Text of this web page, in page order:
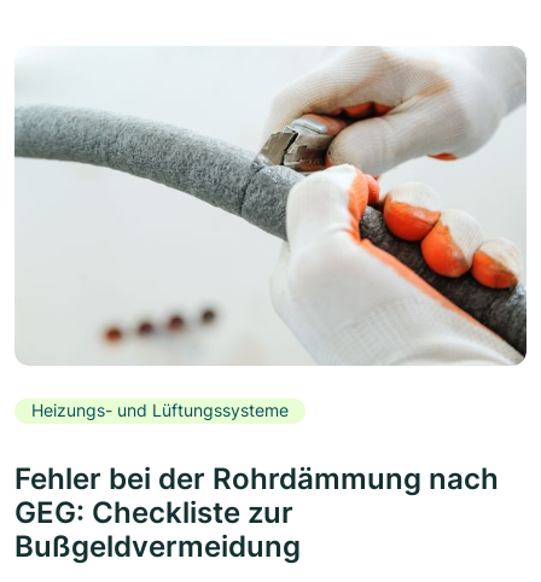
Heizungs- und Lüftungssysteme
Fehler bei der Rohrdämmung nach
GEG: Checkliste zur
Bußgeldvermeidung